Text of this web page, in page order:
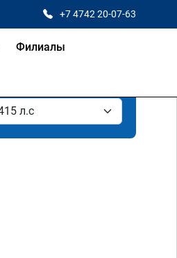
+7 4742 20-07-63
Филиалы